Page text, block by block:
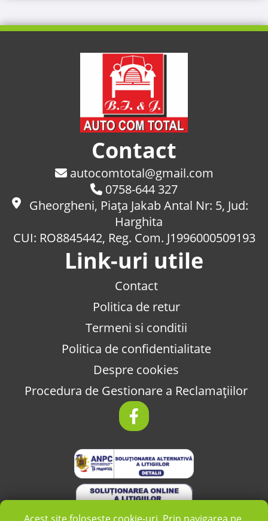
Contact
autocomtotal@gmail.com
0758-644 327
Gheorgheni, Piaţa Jakab Antal Nr: 5, Jud:
Harghita
CUI: RO8845442, Reg. Com. J1996000509193
Link-uri utile
Contact
Politica de retur
Termeni si conditii
Politica de confidentialitate
Despre cookies
Procedura de Gestionare a Reclamațiilor